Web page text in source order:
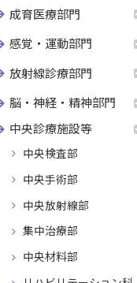
科
療部門
ゲノムセンター
機能評価の認定について
機能指標について
成育医療部門
感覚・運動部門
放射線診療部門
脳・神経・精神部門
中央診療施設等
中央検査部
中央手術部
中央放射線部
集中治療部
中央材料部